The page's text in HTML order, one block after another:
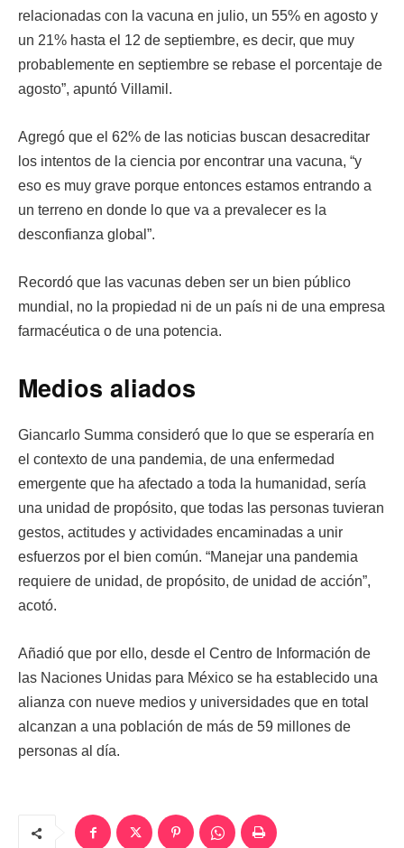
relacionadas con la vacuna en julio, un 55% en agosto y
un 21% hasta el 12 de septiembre, es decir, que muy
probablemente en septiembre se rebase el porcentaje de
agosto”, apuntó Villamil.
Agregó que el 62% de las noticias buscan desacreditar
los intentos de la ciencia por encontrar una vacuna, “y
eso es muy grave porque entonces estamos entrando a
un terreno en donde lo que va a prevalecer es la
desconfianza global”.
Recordó que las vacunas deben ser un bien público
mundial, no la propiedad ni de un país ni de una empresa
farmacéutica o de una potencia.
Medios aliados
Giancarlo Summa consideró que lo que se esperaría en
el contexto de una pandemia, de una enfermedad
emergente que ha afectado a toda la humanidad, sería
una unidad de propósito, que todas las personas tuvieran
gestos, actitudes y actividades encaminadas a unir
esfuerzos por el bien común. “Manejar una pandemia
requiere de unidad, de propósito, de unidad de acción”,
acotó.
Añadió que por ello, desde el Centro de Información de
las Naciones Unidas para México se ha establecido una
alianza con nueve medios y universidades que en total
alcanzan a una población de más de 59 millones de
personas al día.